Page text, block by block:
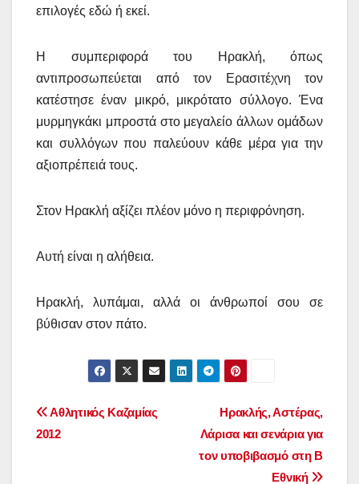
επιλογές εδώ ή εκεί.
Η συμπεριφορά του Ηρακλή, όπως
αντιπροσωπεύεται από τον Ερασιτέχνη τον
κατέστησε έναν μικρό, μικρότατο σύλλογο. Ένα
μυρμηγκάκι μπροστά στο μεγαλείο άλλων ομάδων
και συλλόγων που παλεύουν κάθε μέρα για την
αξιοπρέπειά τους.
Στον Ηρακλή αξίζει πλέον μόνο η περιφρόνηση.
Αυτή είναι η αλήθεια.
Ηρακλή, λυπάμαι, αλλά οι άνθρωποί σου σε
βύθισαν στον πάτο.
Post
Ηρακλής, Αστέρας,
Λάρισα και σενάρια για
τον υποβιβασμό στη Β
Εθνική
Αθλητικός Καζαμίας
2012